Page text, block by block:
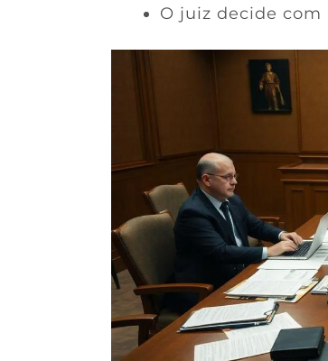
O juiz decide com